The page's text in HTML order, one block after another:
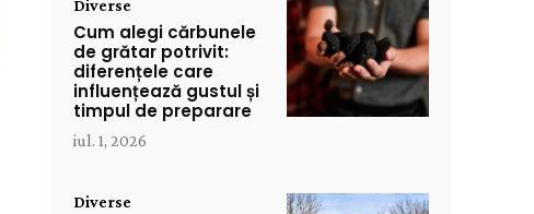
Diverse
Cum alegi cărbunele
de grătar potrivit:
diferențele care
influențează gustul și
timpul de preparare
iul. 1, 2026
Diverse